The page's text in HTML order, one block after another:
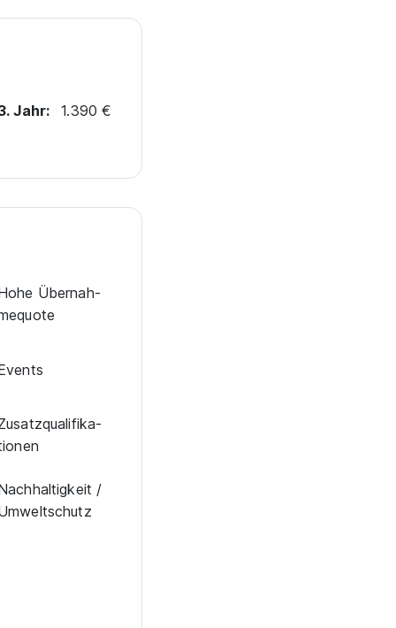
Jahr: 1.390 €
Über­nah­
/